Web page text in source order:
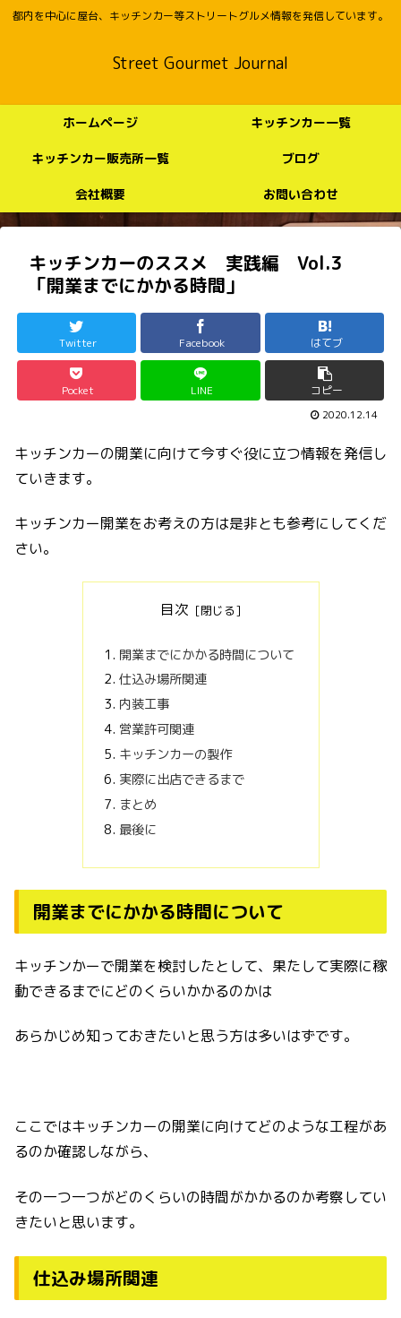
都内を中心に屋台、キッチンカー等ストリートグルメ情報を発信しています。
Street Gourmet Journal
ホームページ キッチンカー一覧
キッチンカー販売所一覧 ブログ
会社概要 お問い合わせ
キッチンカーのススメ 実践編 Vol.3
「開業までにかかる時間」
Twitter Facebook はてブ
Pocket LINE コピー
2020.12.14
キッチンカーの開業に向けて今すぐ役に立つ情報を発信し
ていきます。
キッチンカー開業をお考えの方は是非とも参考にしてくだ
さい。
目次
開業までにかかる時間について
仕込み場所関連
内装工事
営業許可関連
キッチンカーの製作
実際に出店できるまで
まとめ
最後に
開業までにかかる時間について
キッチンかーで開業を検討したとして、果たして実際に稼
動できるまでにどのくらいかかるのかは
あらかじめ知っておきたいと思う方は多いはずです。
ここではキッチンカーの開業に向けてどのような工程があ
るのか確認しながら、
その一つ一つがどのくらいの時間がかかるのか考察してい
きたいと思います。
仕込み場所関連